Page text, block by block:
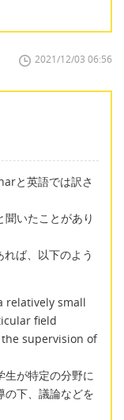
2021/12/03 06:56
と英語では訳さ
いたことがあり
ば、以下のよう
relatively small
field
supervision of
生が特定の分野に
の下、議論などを